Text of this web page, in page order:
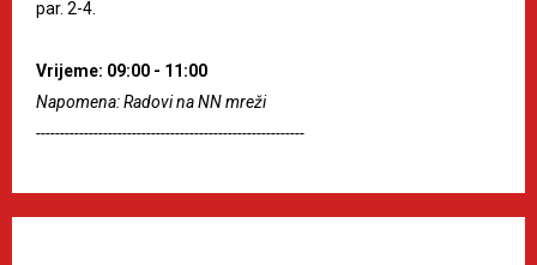
par. 2-4.
Vrijeme: 09:00 - 11:00
Napomena: Radovi na NN mreži
--------------------------------------------------------